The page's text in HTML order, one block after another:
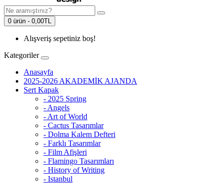
0 ürün - 0,00TL
Alışveriş sepetiniz boş!
Kategoriler
Anasayfa
2025-2026 AKADEMİK AJANDA
Sert Kapak
- 2025 Spring
- Angels
- Art of World
- Cactus Tasarımlar
- Dolma Kalem Defteri
- Farklı Tasarımlar
- Film Afişleri
- Flamingo Tasarımları
- History of Writing
- Istanbul